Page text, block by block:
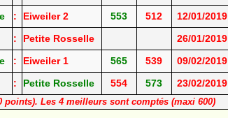
: Eiweiler 2 553 512
12/01/2019
: Petite Rosselle
26/01/2019
: Eiweiler 1 565 539
09/02/2019
: Petite Rosselle 554 573 23/02/2019
Les 4 meilleurs sont comptés (maxi 600)